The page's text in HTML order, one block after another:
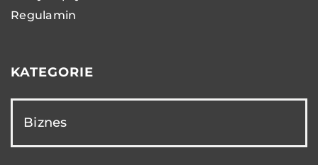
Regulamin
KATEGORIE
Biznes